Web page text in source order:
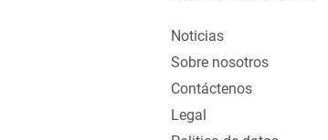
Noticias
Sobre nosotros
Contáctenos
Legal